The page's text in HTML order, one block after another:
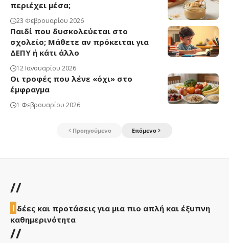
περιέχει μέσα;
23 Φεβρουαρίου 2026
Παιδί που δυσκολεύεται στο
σχολείο; Μάθετε αν πρόκειται για
ΔΕΠΥ ή κάτι άλλο
12 Ιανουαρίου 2026
Οι τροφές που λένε «όχι» στο
έμφραγμα
1 Φεβρουαρίου 2026
Προηγούμενο Επόμενο
//
Ι δέες και προτάσεις για μια πιο απλή και έξυπνη
καθημερινότητα
//